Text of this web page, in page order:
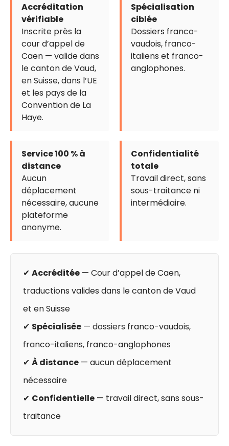
Accréditation
vérifiable
Inscrite près la
cour d’appel de
Caen — valide dans
le canton de Vaud,
en Suisse, dans l’UE
et les pays de la
Convention de La
Haye.
Spécialisation
ciblée
Dossiers franco-
vaudois, franco-
italiens et franco-
anglophones.
Service 100 % à
distance
Aucun
déplacement
nécessaire, aucune
plateforme
anonyme.
Confidentialité
totale
Travail direct, sans
sous-traitance ni
intermédiaire.
✔ Accréditée — Cour d’appel de Caen,
traductions valides dans le canton de Vaud
et en Suisse
✔ Spécialisée — dossiers franco-vaudois,
franco-italiens, franco-anglophones
✔ À distance — aucun déplacement
nécessaire
✔ Confidentielle — travail direct, sans sous-
traitance